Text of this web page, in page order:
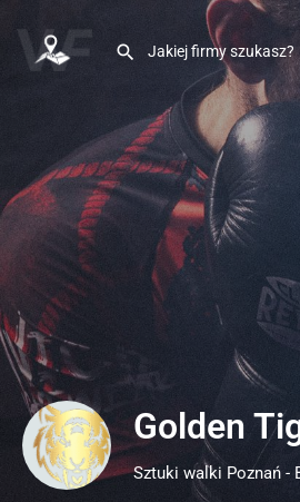
Golden
Sztuki walki Poznań -